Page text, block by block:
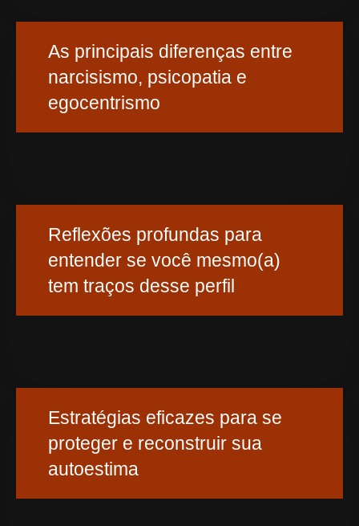
As principais diferenças entre
narcisismo, psicopatia e
egocentrismo
Reflexões profundas para
entender se você mesmo(a)
tem traços desse perfil
Estratégias eficazes para se
proteger e reconstruir sua
autoestima